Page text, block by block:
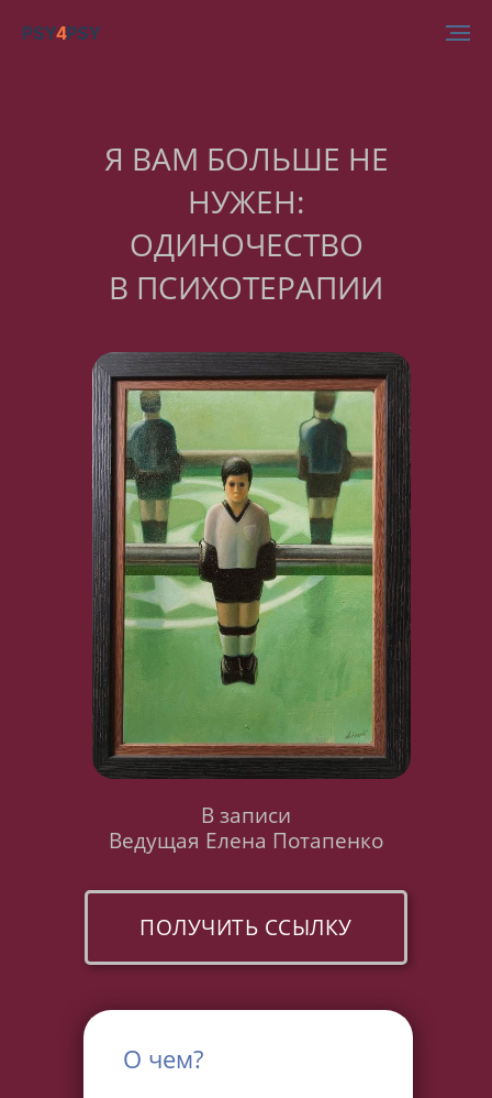
PSY4PSY
Я ВАМ БОЛЬШЕ НЕ
НУЖЕН:
ОДИНОЧЕСТВО
В ПСИХОТЕРАПИИ
В записи
Ведущая Елена Потапенко
ПОЛУЧИТЬ ССЫЛКУ
О чем?